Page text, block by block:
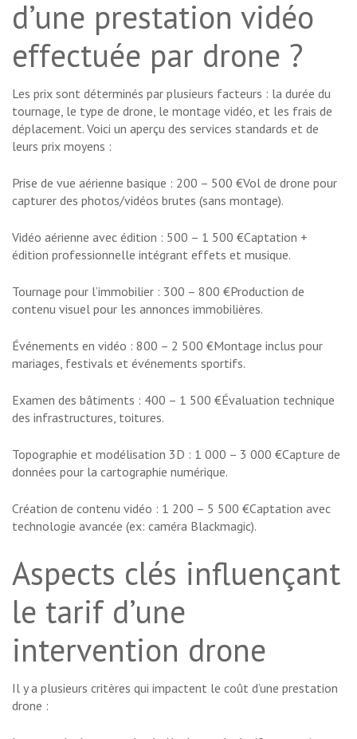
d’une prestation vidéo
effectuée par drone ?
Les prix sont déterminés par plusieurs facteurs : la durée du
tournage, le type de drone, le montage vidéo, et les frais de
déplacement. Voici un aperçu des services standards et de
leurs prix moyens :
Prise de vue aérienne basique : 200 – 500 €Vol de drone pour
capturer des photos/vidéos brutes (sans montage).
Vidéo aérienne avec édition : 500 – 1 500 €Captation +
édition professionnelle intégrant effets et musique.
Tournage pour l’immobilier : 300 – 800 €Production de
contenu visuel pour les annonces immobilières.
Événements en vidéo : 800 – 2 500 €Montage inclus pour
mariages, festivals et événements sportifs.
Examen des bâtiments : 400 – 1 500 €Évaluation technique
des infrastructures, toitures.
Topographie et modélisation 3D : 1 000 – 3 000 €Capture de
données pour la cartographie numérique.
Création de contenu vidéo : 1 200 – 5 500 €Captation avec
technologie avancée (ex: caméra Blackmagic).
Aspects clés influençant
le tarif d’une
intervention drone
Il y a plusieurs critères qui impactent le coût d’une prestation
drone :